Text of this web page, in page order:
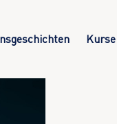
Kurse